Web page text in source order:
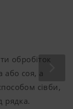
обробіток
або соя, а
сівби,
рядка.